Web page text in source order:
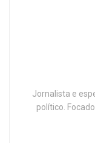
Jornalista e
político.